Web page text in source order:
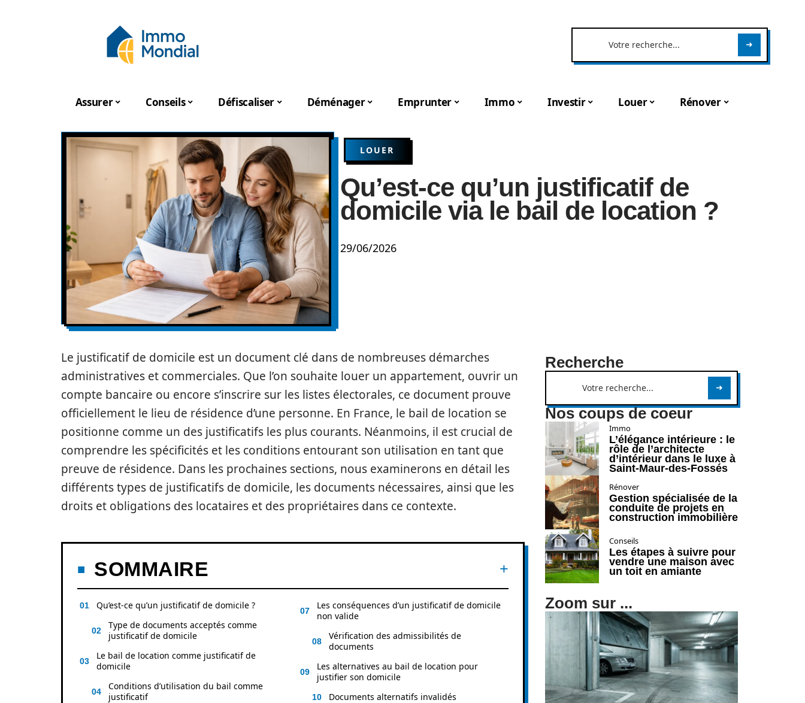
Assurer Conseils Défiscaliser Déménager Emprunter Immo Investir Louer Rénover
LOUER
Qu’est-ce qu’un justificatif de
domicile via le bail de location ?
29/06/2026
Le justificatif de domicile est un document clé dans de nombreuses démarches
administratives et commerciales. Que l’on souhaite louer un appartement, ouvrir un
compte bancaire ou encore s’inscrire sur les listes électorales, ce document prouve
officiellement le lieu de résidence d’une personne. En France, le bail de location se
positionne comme un des justificatifs les plus courants. Néanmoins, il est crucial de
comprendre les spécificités et les conditions entourant son utilisation en tant que
preuve de résidence. Dans les prochaines sections, nous examinerons en détail les
différents types de justificatifs de domicile, les documents nécessaires, ainsi que les
droits et obligations des locataires et des propriétaires dans ce contexte.
SOMMAIRE
Qu’est-ce qu’un justificatif de domicile ?
Type de documents acceptés comme
justificatif de domicile
Le bail de location comme justificatif de
domicile
Conditions d’utilisation du bail comme
justificatif
Les conséquences d’un justificatif de domicile
non valide
Vérification des admissibilités de
documents
Les alternatives au bail de location pour
justifier son domicile
Documents alternatifs invalidés
Recherche
Nos coups de coeur
Immo
L’élégance intérieure : le
rôle de l’architecte
d’intérieur dans le luxe à
Saint-Maur-des-Fossés
Rénover
Gestion spécialisée de la
conduite de projets en
construction immobilière
Conseils
Les étapes à suivre pour
vendre une maison avec
un toit en amiante
Zoom sur ...